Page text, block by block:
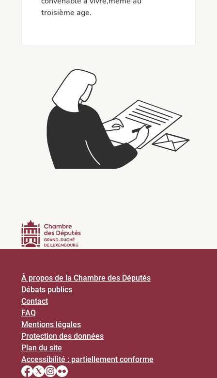
À propos de la Chambre des Députés
Débats publics
Contact
FAQ
Mentions légales
Protection des données
Plan du site
Accessibilité : partiellement conforme